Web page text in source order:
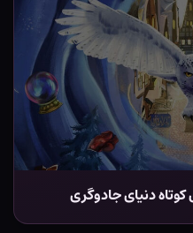
دنیای جادوگری